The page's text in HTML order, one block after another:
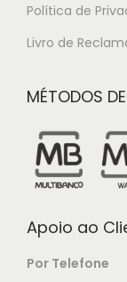
Política de
Livro de
MÉTODOS
Apoio ao
Por Telefone